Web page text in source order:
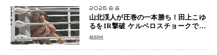
2026.8.8
山北渓人が圧巻の一本勝ち！田上こゆ
るを1R撃破 ケルベロスチョークで存
在感を示す
格闘技